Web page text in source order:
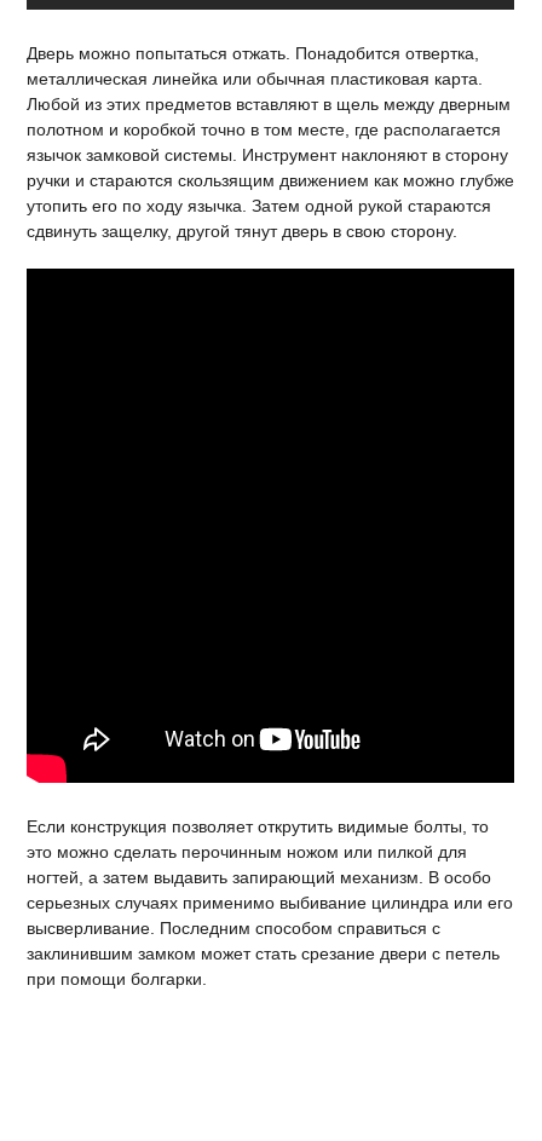
Дверь можно попытаться отжать. Понадобится отвертка,
металлическая линейка или обычная пластиковая карта.
Любой из этих предметов вставляют в щель между дверным
полотном и коробкой точно в том месте, где располагается
язычок замковой системы. Инструмент наклоняют в сторону
ручки и стараются скользящим движением как можно глубже
утопить его по ходу язычка. Затем одной рукой стараются
сдвинуть защелку, другой тянут дверь в свою сторону.
Если конструкция позволяет открутить видимые болты, то
это можно сделать перочинным ножом или пилкой для
ногтей, а затем выдавить запирающий механизм. В особо
серьезных случаях применимо выбивание цилиндра или его
высверливание. Последним способом справиться с
заклинившим замком может стать срезание двери с петель
при помощи болгарки.